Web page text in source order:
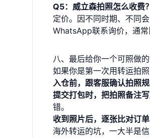
Q5：威立森拍照怎么收费？
定价。因不同时期、不同
WhatsApp联系询价，通常
八、最后给你一个可照做
如果你是第一次用转运拍
入仓前，跟客服确认拍照规
提交打包时，把拍照备注
错。
收到照片后，逐张比对订单
海外转运的坑，一大半是